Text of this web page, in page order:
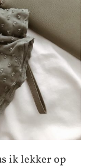
ik lekker op